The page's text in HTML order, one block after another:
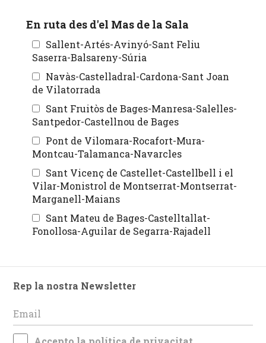
En ruta des d'el Mas de la Sala
Sallent-Artés-Avinyó-Sant Feliu
Saserra-Balsareny-Súria
Navàs-Castelladral-Cardona-Sant Joan
de Vilatorrada
Sant Fruitòs de Bages-Manresa-Salelles-
Santpedor-Castellnou de Bages
Pont de Vilomara-Rocafort-Mura-
Montcau-Talamanca-Navarcles
Sant Vicenç de Castellet-Castellbell i el
Vilar-Monistrol de Montserrat-Montserrat-
Marganell-Maians
Sant Mateu de Bages-Castelltallat-
Fonollosa-Aguilar de Segarra-Rajadell
Rep la nostra Newsletter